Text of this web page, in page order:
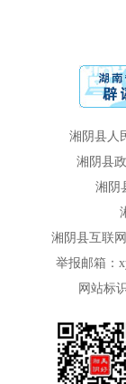
湘阴县人
湘阴县
湘阴
湘阴县互联
举报邮箱：
网站标